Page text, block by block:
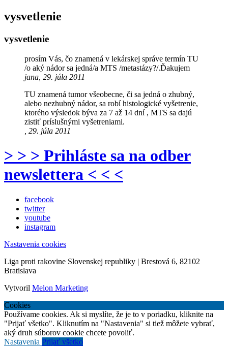
vysvetlenie
vysvetlenie
prosím Vás, čo znamená v lekárskej správe termín TU
/o aký nádor sa jedná/a MTS /metastázy?/.Ďakujem
jana, 29. júla 2011
TU znamená tumor všeobecne, či sa jedná o zhubný,
alebo nezhubný nádor, sa robí histologické vyšetrenie,
ktorého výsledok býva za 7 až 14 dní , MTS sa dajú
zistiť príslušnými vyšetreniami.
, 29. júla 2011
> > > Prihláste sa na odber
newslettera < < <
facebook
twitter
youtube
instagram
Nastavenia cookies
Liga proti rakovine Slovenskej republiky | Brestová 6, 82102
Bratislava
Vytvoril Melon Marketing
Cookies
Používame cookies. Ak si myslíte, že je to v poriadku, kliknite na
"Prijať všetko". Kliknutím na "Nastavenia" si tiež môžete vybrať,
aký druh súborov cookie chcete povoliť.
Nastavenia Prijať všetko